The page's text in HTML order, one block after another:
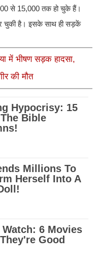
से 15,000 तक हो चुके हैं।
चुकी है। इसके साथ ही सड़कें
में भीषण सड़क हादसा,
की मौत